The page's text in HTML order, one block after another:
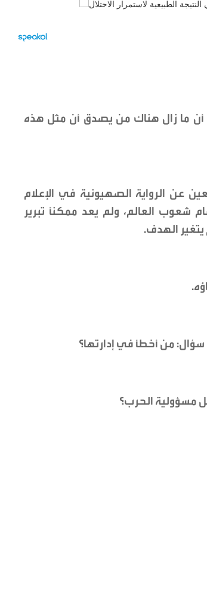
ما زال هناك من يصدق أن مثل هذه
عن الرواية الصهيونية في الإعلام
شعوب العالم، ولم يعد ممكناً تبرير
يتغير الهدف.
سؤال: من أخطأ في إدارتها؟
مسؤولية الحرب؟